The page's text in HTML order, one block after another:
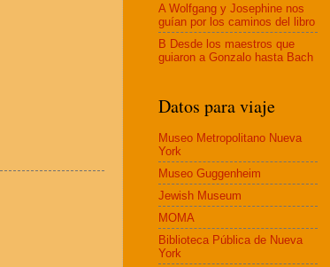
A Wolfgang y Josephine nos
guían por los caminos del libro
B Desde los maestros que
guiaron a Gonzalo hasta Bach
Datos para viaje
Museo Metropolitano Nueva
York
Museo Guggenheim
Jewish Museum
MOMA
Biblioteca Pública de Nueva
York